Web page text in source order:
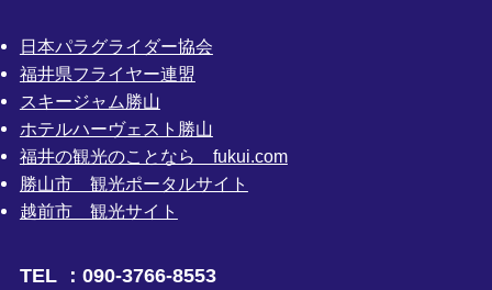
日本パラグライダー協会
福井県フライヤー連盟
スキージャム勝山
ホテルハーヴェスト勝山
福井の観光のことなら fukui.com
勝山市 観光ポータルサイト
越前市 観光サイト
TEL ：090-3766-8553